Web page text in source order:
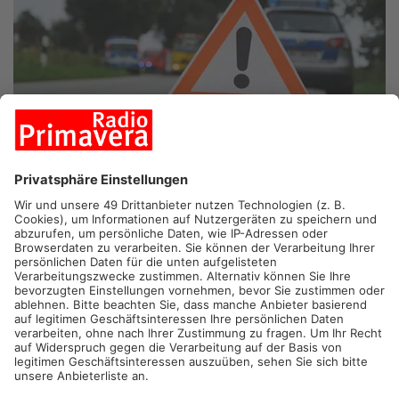
MAINHAUSEN.Autofahrer rund um Mainhausen und
Seligenstadt haben sich heute Mittag gedulden müssen. Die
Einfahrt in die Aschaffenburger Straße in Seligenstadt war
nach einem Unfall vollgesperrt. Wie uns die Polizei mitteilt,
kam es offenbar durch einen Vorfahrtsfehler beim
Linksabbiegen zum Zusammenstoß zwischen einem Auto und
einem Kipplaster. Das Auto ging danach in Flammen auf. Der
Fahrer schaffte es noch rechtzeitig aus dem Wagen, wurde
dennoch verletzt und musste medizinisch betreut werden.